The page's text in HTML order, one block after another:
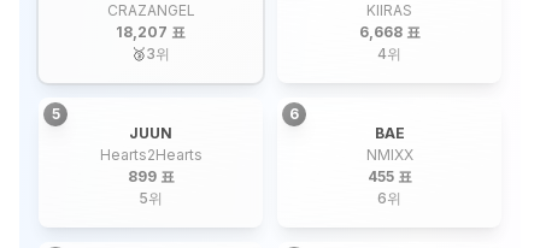
CRAZANGEL
18,207 표
🥉3위
KIIRAS
6,668 표
4위
5
JUUN
Hearts2Hearts
899 표
5위
6
BAE
NMIXX
455 표
6위